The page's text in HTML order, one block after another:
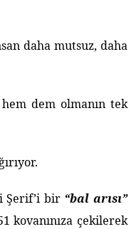
daha mutsuz, daha
dem olmanın tek
Şerif’i bir “bal arısı”
kovanınıza çekilerek